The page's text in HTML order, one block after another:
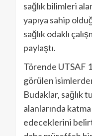
sağlık bilimleri
yapıya sahip
sağlık odaklı
paylaştı.
Törende UTSAF
görülen
Budaklar, sağlık
alanlarında
edeceklerini